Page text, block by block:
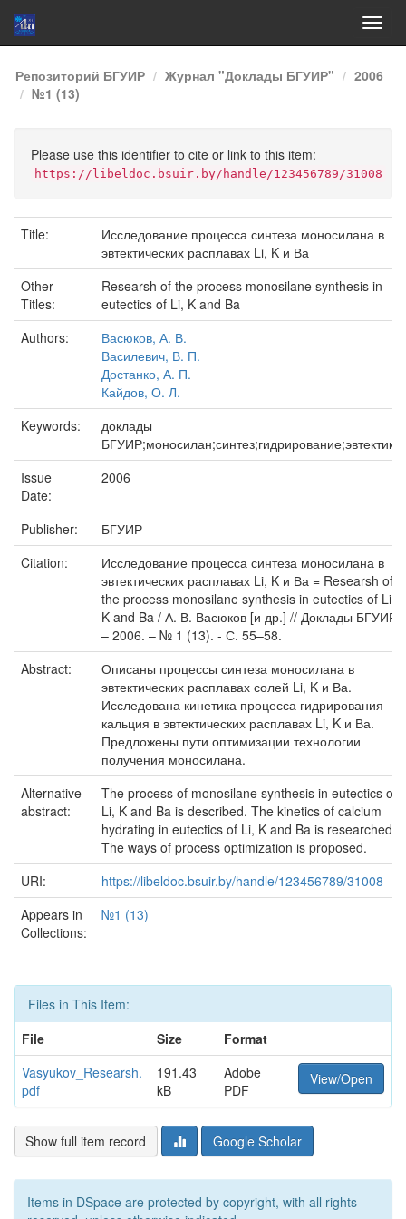
Skip
navigation
Репозиторий БГУИР Журнал "Доклады БГУИР"
2006
№1 (13)
Please use this identifier to cite or link to this item:
https://libeldoc.bsuir.by/handle/123456789/31008
Title:
Исследование процесса синтеза моносилана в
эвтектических расплавах Li, K и Ва
Other
Titles:
Researsh of the process monosilane synthesis in
eutectics of Li, K and Ba
Authors:
Васюков, А. В.
Василевич, В. П.
Достанко, А. П.
Кайдов, О. Л.
Keywords:
доклады
БГУИР;моносилан;синтез;гидрирование;эвтектика
Issue
Date:
2006
Publisher:
БГУИР
Citation:
Исследование процесса синтеза моносилана в
эвтектических расплавах Li, K и Ва = Researsh of
the process monosilane synthesis in eutectics of Li,
K and Ba / А. В. Васюков [и др.] // Доклады БГУИР.
– 2006. – № 1 (13). - С. 55–58.
Abstract:
Описаны процессы синтеза моносилана в
эвтектических расплавах солей Li, K и Ва.
Исследована кинетика процесса гидрирования
кальция в эвтектических расплавах Li, K и Ва.
Предложены пути оптимизации технологии
получения моносилана.
Alternative
abstract:
The process of monosilane synthesis in eutectics of
Li, K and Ba is described. The kinetics of calcium
hydrating in eutectics of Li, K and Ba is researched.
The ways of process optimization is proposed.
URI:
https://libeldoc.bsuir.by/handle/123456789/31008
Appears in
Collections:
№1 (13)
Files in This Item:
File
Size
Format
Vasyukov_Researsh.
pdf
191.43
kB
Adobe
PDF
View/Open
Show full item record Google Scholar
Items in DSpace are protected by copyright, with all rights